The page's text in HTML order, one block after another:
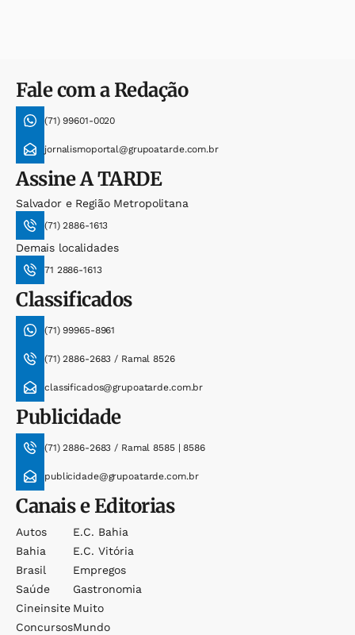
Fale com a Redação
(71) 99601-0020
jornalismoportal@grupoatarde.com.br
AssineA TARDE
Salvador e Região Metropolitana
(71) 2886-1613
Demais localidades
71 2886-1613
Classificados
(71) 99965-8961
(71) 2886-2683 / Ramal 8526
classificados@grupoatarde.com.br
Publicidade
(71) 2886-2683 / Ramal 8585 | 8586
publicidade@grupoatarde.com.br
Canais e Editorias
Autos
Bahia
Brasil
Saúde
Cineinsite
Concursos
E.c. Bahia
E.c. Vitória
Empregos
Gastronomia
Muito
Mundo